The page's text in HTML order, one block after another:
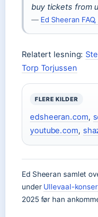
buy tickets from
— Ed Sheeran
Relatert lesning:
Torp Torjussen
FLERE KILDER
edsheeran.com,
youtube.com,
Ed Sheeran samlet
under Ullevaal-
2025 før han